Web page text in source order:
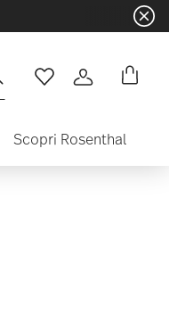
Lista desideri
Accedi
Scopri Rosenthal